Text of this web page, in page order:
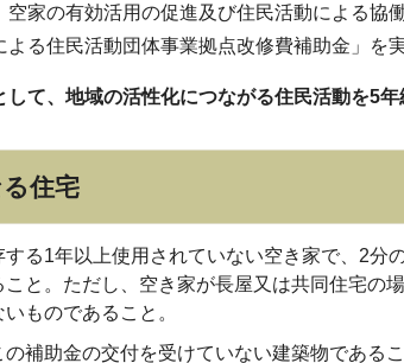
空家の有効活用の促進及び住民活動による協
よる住民活動団体事業拠点改修費補助金」を
して、地域の活性化につながる住民活動を5年
住宅
する1年以上使用されていない空き家で、2分
こと。ただし、空き家が長屋又は共同住宅の
ものであること。
補助金の交付を受けていない建築物であるこ